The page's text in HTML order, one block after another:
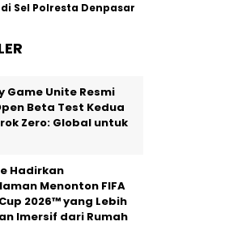
Polresta Denpasar
Game Unite Resmi
Beta Test Kedua
Zero: Global untuk
Hadirkan
Menonton FIFA
2026™ yang Lebih
Imersif dari Rumah